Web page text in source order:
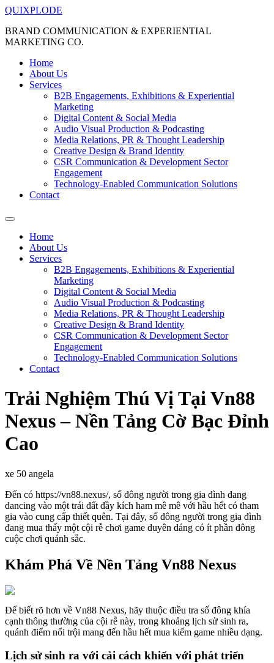
Skip
content
QUIXPLODE
BRAND COMMUNICATION & EXPERIENTIAL
MARKETING CO.
Home
About Us
Services
B2B Engagements, Exhibitions & Experiential
Marketing
Digital Content & Social Media
Audio Visual Production & Podcasting
Media Relations, PR & Thought Leadership
Creative Design & Brand Identity
CSR Communication & Development Sector
Engagement
Technology-Enabled Communication Solutions
Contact
Menu
Home
About Us
Services
B2B Engagements, Exhibitions & Experiential
Marketing
Digital Content & Social Media
Audio Visual Production & Podcasting
Media Relations, PR & Thought Leadership
Creative Design & Brand Identity
CSR Communication & Development Sector
Engagement
Technology-Enabled Communication Solutions
Contact
Trải Nghiệm Thú Vị Tại Vn88
Nexus – Nền Tảng Cờ Bạc Đỉnh
Cao
xe 50 angela
Đến có https://vn88.nexus/, số đông người trong gia đình đang
dancing vào một trái đất đầy kích ham mê mê với hầu hết có tham
gia vào cung cấp thiết quên. Tại đây, số đông người trong gia đình
đang mua thấy một cội rễ chơi game duyên dáng có ít phần đông
cuộc chơi quánh sắc.
Khám Phá Về Nền Tảng Vn88 Nexus
Để biết rõ hơn về Vn88 Nexus, hãy thuộc điều tra số đông khía
cạnh thông thường của cội rễ này, trong khoảng lịch sử sinh ra,
quánh điểm nổi trội mang đến hầu hết mua kiếm game nhiều dạng.
Lịch sử sinh ra với cải cách khiến với phát triển